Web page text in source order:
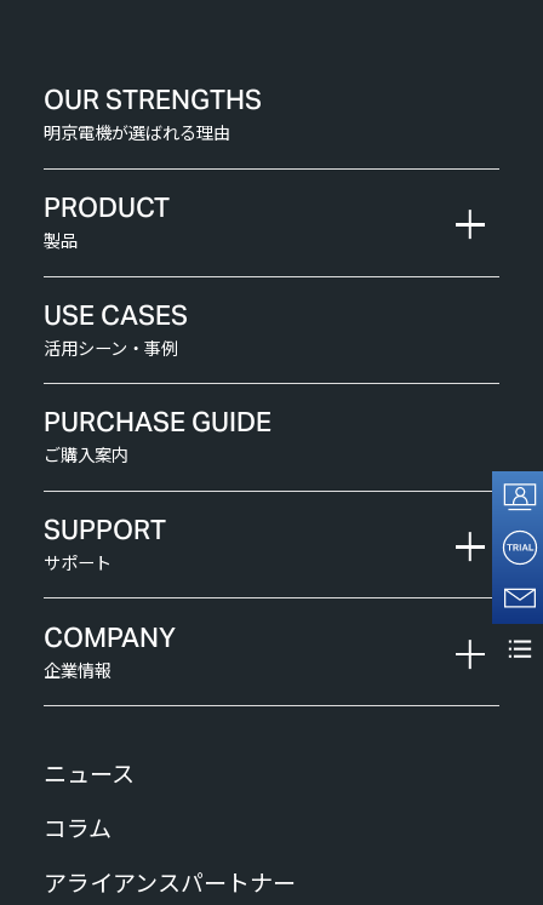
OUR STRENGTHS
明京電機が選ばれる理由
PRODUCT
製品
USE CASES
活用シーン・事例
PURCHASE GUIDE
ご購入案内
SUPPORT
サポート
COMPANY
企業情報
ニュース
コラム
アライアンスパートナー